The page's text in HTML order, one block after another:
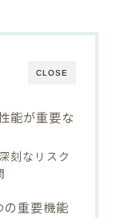
CLOSE
能が重要な
刻なリスク
の重要機能